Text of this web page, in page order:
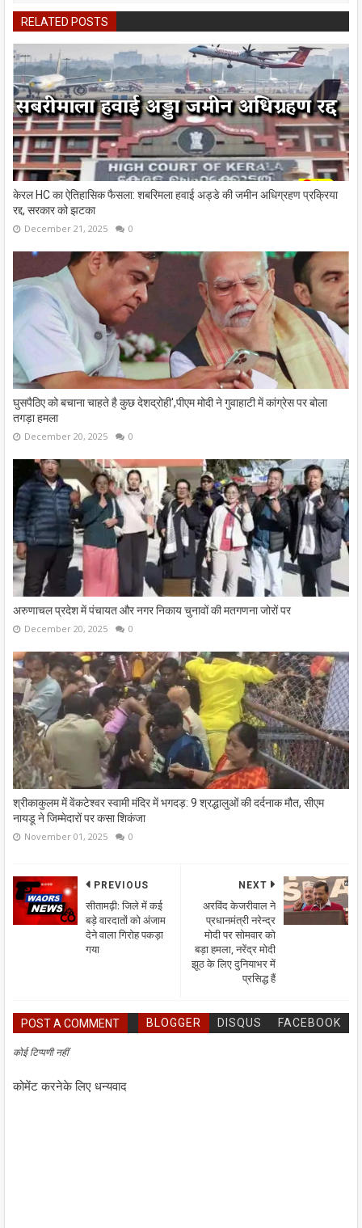
RELATED POSTS
केरल HC का ऐतिहासिक फैसला: शबरिमला हवाई अड्डे की जमीन अधिग्रहण प्रक्रिया
रद्द, सरकार को झटका
December 21, 2025 0
घुसपैठिए को बचाना चाहते है कुछ देशद्रोही',पीएम मोदी ने गुवाहाटी में कांग्रेस पर बोला
तगड़ा हमला
December 20, 2025 0
अरुणाचल प्रदेश में पंचायत और नगर निकाय चुनावों की मतगणना जोरों पर
December 20, 2025 0
श्रीकाकुलम में वेंकटेश्वर स्वामी मंदिर में भगदड़: 9 श्रद्धालुओं की दर्दनाक मौत, सीएम
नायडू ने जिम्मेदारों पर कसा शिकंजा
November 01, 2025 0
NEXT
अरविंद केजरीवाल ने
प्रधानमंत्री नरेन्द्र
मोदी पर सोमवार को
बड़ा हमला, नरेंद्र मोदी
झूठ के लिए दुनियाभर में
प्रसिद्ध हैं
PREVIOUS
सीतामढ़ी: जिले में कई
बड़े वारदातों को अंजाम
देने वाला गिरोह पकड़ा
गया
POST A COMMENT BLOGGER DISQUS FACEBOOK
कोई टिप्पणी नहीं
कोमेंट करनेके लिए धन्यवाद